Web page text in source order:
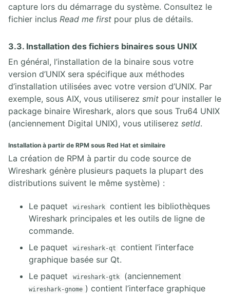
capture lors du démarrage du système. Consultez le
fichier inclus Read me first pour plus de détails.
3.3. Installation des fichiers binaires sous UNIX
En général, l’installation de la binaire sous votre
version d’UNIX sera spécifique aux méthodes
d’installation utilisées avec votre version d’UNIX. Par
exemple, sous AIX, vous utiliserez smit pour installer le
package binaire Wireshark, alors que sous Tru64 UNIX
(anciennement Digital UNIX), vous utiliserez setld.
Installation à partir de RPM sous Red Hat et similaire
La création de RPM à partir du code source de
Wireshark génère plusieurs paquets la plupart des
distributions suivent le même système) :
Le paquet wireshark
contient les bibliothèques
Wireshark principales et les outils de ligne de
commande.
Le paquet
wireshark-qt
contient l’interface
graphique basée sur Qt.
Le paquet
wireshark-gtk (anciennement
wireshark-gnome ) contient l’interface graphique